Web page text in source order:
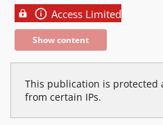
Access Limited
Show content
This publication is protected
from certain IPs.